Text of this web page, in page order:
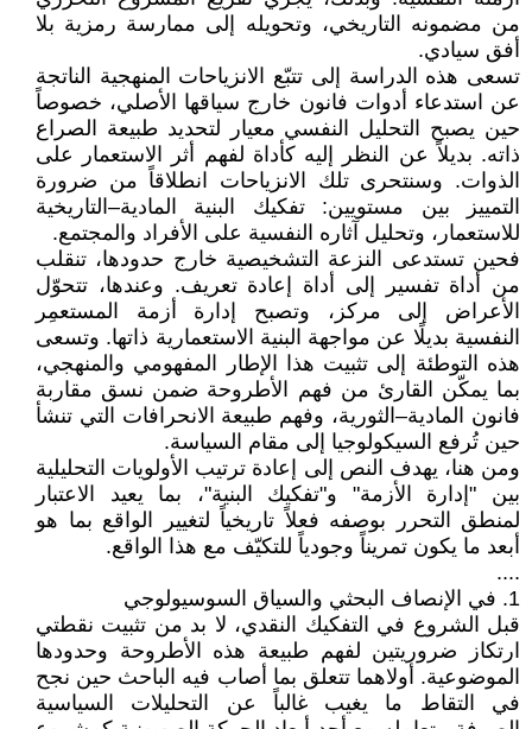
من مضمونه التاريخي، وتحويله إلى ممارسة رمزية بلا
أفق سيادي.
تسعى هذه الدراسة إلى تتبّع الانزياحات المنهجية الناتجة
عن استدعاء أدوات فانون خارج سياقها الأصلي، خصوصاً
حين يصبح التحليل النفسي معيار لتحديد طبيعة الصراع
ذاته. بديلاً عن النظر إليه كأداة لفهم أثر الاستعمار على
الذوات. وسنتحرى تلك الانزياحات انطلاقاً من ضرورة
التمييز بين مستويين: تفكيك البنية المادية–التاريخية
للاستعمار، وتحليل آثاره النفسية على الأفراد والمجتمع.
فحين تستدعى النزعة التشخيصية خارج حدودها، تنقلب
من أداة تفسير إلى أداة إعادة تعريف. وعندها، تتحوّل
الأعراض إلى مركز، وتصبح إدارة أزمة المستعمِر
النفسية بديلًا عن مواجهة البنية الاستعمارية ذاتها. وتسعى
هذه التوطئة إلى تثبيت هذا الإطار المفهومي والمنهجي،
بما يمكّن القارئ من فهم الأطروحة ضمن نسق مقاربة
فانون المادية–الثورية، وفهم طبيعة الانحرافات التي تنشأ
حين تُرفع السيكولوجيا إلى مقام السياسة.
ومن هنا، يهدف النص إلى إعادة ترتيب الأولويات التحليلية
بين "إدارة الأزمة" و"تفكيك البنية"، بما يعيد الاعتبار
لمنطق التحرر بوصفه فعلاً تاريخياً لتغيير الواقع بما هو
أبعد ما يكون تمريناً وجودياً للتكيّف مع هذا الواقع.
....
1. في الإنصاف البحثي والسياق السوسيولوجي
قبل الشروع في التفكيك النقدي، لا بد من تثبيت نقطتي
ارتكاز ضروريتين لفهم طبيعة هذه الأطروحة وحدودها
الموضوعية. أولاهما تتعلق بما أصاب فيه الباحث حين نجح
في التقاط ما يغيب غالباً عن التحليلات السياسية